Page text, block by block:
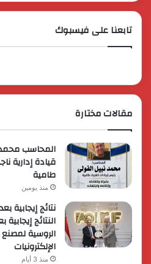
تابعنا على فيسبوك
مقالات مختارة
المحاسب محمد
قيادة إدارية
طامية
منذ يومين
نتائج إيجابية
النتائج
الروسية لمصنع
الإلكترونيات
منذ 3 أيام